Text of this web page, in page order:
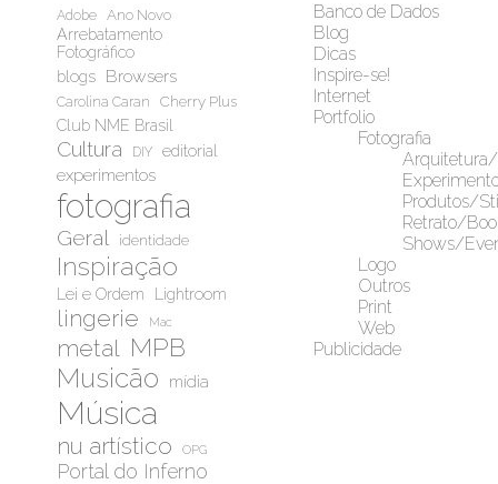
Adobe Ano Novo
Arrebatamento
Fotográfico
blogs
Browsers
Carolina Caran Cherry Plus
Club NME Brasil
Cultura DIY editorial
experimentos
fotografia
Geral identidade
Inspiração
Lei e Ordem Lightroom
lingerie Mac
metal MPB
Musicão mídia
Música
nu artístico OPG
Portal do Inferno
Banco de Dados
Blog
Dicas
Inspire-se!
Internet
Portfolio
Fotografia
Produtos/
Retrato/
Shows/
Logo
Outros
Print
Web
Publicidade